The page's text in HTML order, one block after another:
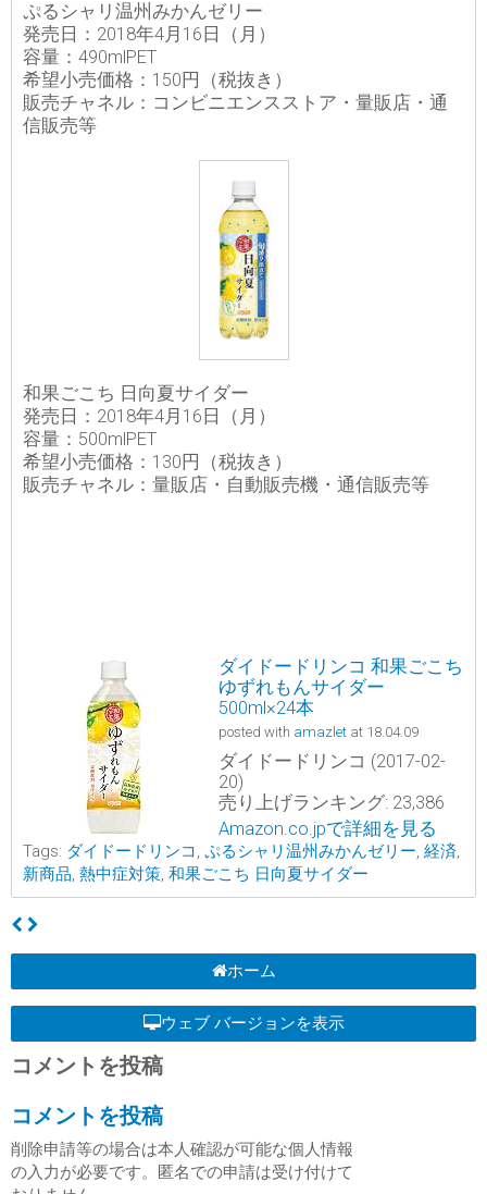
ぷるシャリ温州みかんゼリー
発売日：2018年4月16日（月）
容量：490mlPET
希望小売価格：150円（税抜き）
販売チャネル：コンビニエンスストア・量販店・通
信販売等
和果ごこち 日向夏サイダー
発売日：2018年4月16日（月）
容量：500mlPET
希望小売価格：130円（税抜き）
販売チャネル：量販店・自動販売機・通信販売等
ダイドードリンコ 和果ごこち
ゆずれもんサイダー
500ml×24本
posted with amazlet at 18.04.09
ダイドードリンコ (2017-02-
20)
売り上げランキング: 23,386
Amazon.co.jpで詳細を見る
Tags: ダイドードリンコ , ぷるシャリ温州みかんゼリー, 経済,
新商品, 熱中症対策, 和果ごこち 日向夏サイダー
ホーム
ウェブ バージョンを表示
コメントを投稿
コメントを投稿
削除申請等の場合は本人確認が可能な個人情報
の入力が必要です。匿名での申請は受け付けて